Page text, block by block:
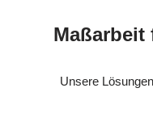
Maßarbeit
Unsere